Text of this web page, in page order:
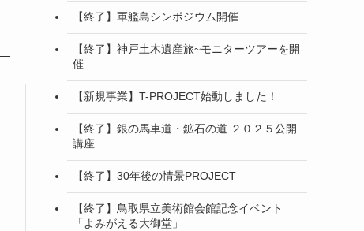
【終了】軍艦島シンポジウム開催
【終了】神戸土木遺産旅~モニターツアーを開
催
【新規事業】T-PROJECT始動しました！
【終了】銀の馬車道・鉱石の道 ２０２５公開
講座
【終了】30年後の情景PROJECT
【終了】鳥取県立美術館会館記念イベント
「よみがえる大御堂」